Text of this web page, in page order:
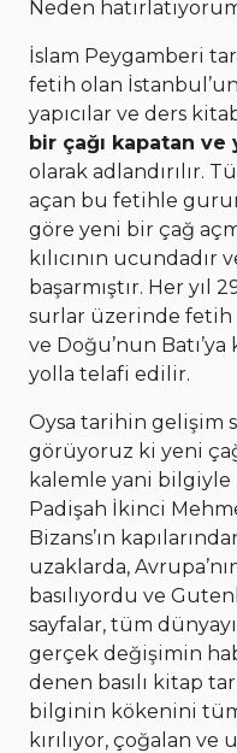
Neden
İslam Peygamberi
fetih olan
yapıcılar ve ders
bir çağı kapatan
olarak adlandırılır.
açan bu fetihle
göre yeni bir çağ
kılıcının
başarmıştır. Her yıl
surlar üzerinde fetih
ve Doğu’nun
yolla telafi edilir.
Oysa tarihin gelişim
görüyoruz ki yeni
kalemle yani
Padişah İkinci
Bizans’ın
uzaklarda,
basılıyordu ve
sayfalar, tüm
gerçek değişimin
denen basılı kitap
bilginin kökenini
kırılıyor, çoğalan